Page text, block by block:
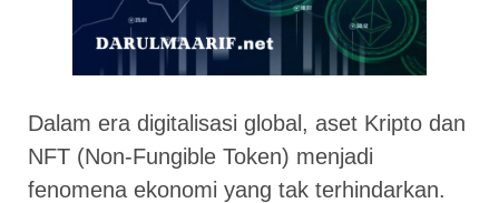
Dalam era digitalisasi global, aset Kripto dan
NFT (Non-Fungible Token) menjadi
fenomena ekonomi yang tak terhindarkan.